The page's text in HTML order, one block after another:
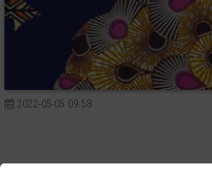
2022-05-05 09:58